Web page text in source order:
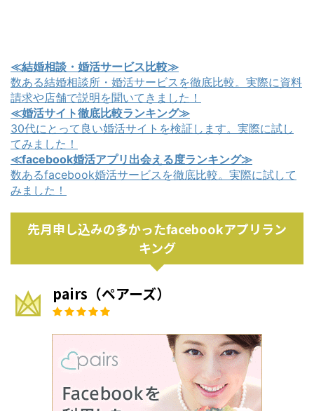
≪結婚相談・婚活サービス比較≫
数ある結婚相談所・婚活サービスを徹底比較。実際に資料
請求や店舗で説明を聞いてきました！
≪婚活サイト徹底比較ランキング≫
30代にとって良い婚活サイトを検証します。実際に試し
てみました！
≪facebook婚活アプリ出会える度ランキング≫
数あるfacebook婚活サービスを徹底比較。実際に試して
みました！
先月申し込みの多かったfacebookアプリラン
キング
pairs（ペアーズ）